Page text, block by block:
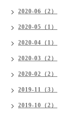
2020-06（2）
2020-05（1）
2020-04（1）
2020-03（2）
2020-02（2）
2019-11（3）
2019-10（2）